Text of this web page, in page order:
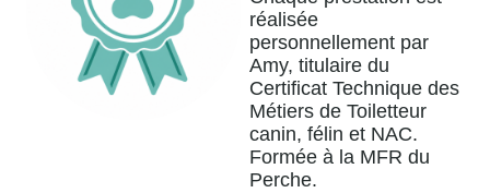
réalisée
personnellement par
Amy, titulaire du
Certificat Technique des
Métiers de Toiletteur
canin, félin et NAC.
Formée à la MFR du
Perche.